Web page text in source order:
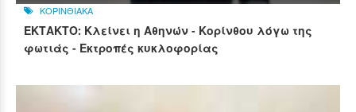
ΚΟΡΙΝΘΙΑΚΑ
ΕΚΤΑΚΤΟ: Κλείνει η Αθηνών - Κορίνθου λόγω της
φωτιάς - Εκτροπές κυκλοφορίας